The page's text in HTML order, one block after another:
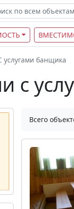
услугами банщика
с
Всего